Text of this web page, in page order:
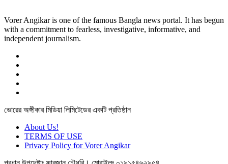
Vorer Angikar is one of the famous Bangla news portal. It has begun
with a commitment to fearless, investigative, informative, and
independent journalism.
ভোরের অঙ্গীকার মিডিয়া লিমিটেডের একটি প্রতিষ্ঠান
About Us!
TERMS OF USE
Privacy Policy for Vorer Angikar